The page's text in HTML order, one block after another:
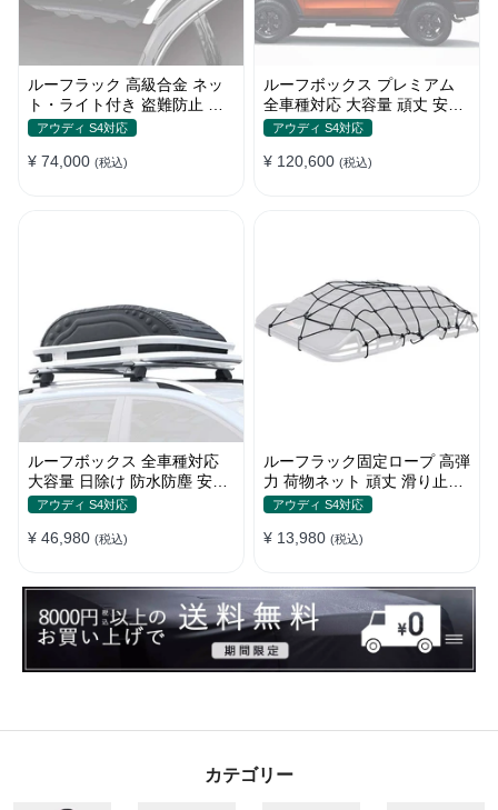
ルーフラック 高級合金 ネッ
ト・ライト付き 盗難防止 頑
丈 安定 分離式 大容量 ベース
アウディ S4対応
¥ 74,000 (税込)
ルーフボックス プレミアム
全車種対応 大容量 頑丈 安定
贅沢使い心地 おしゃれ 多色
アウディ S4対応
¥ 120,600 (税込)
ルーフボックス 全車種対応
大容量 日除け 防水防塵 安定
耐久 使い便利 折畳式 車用ラ
アウディ S4対応
¥ 46,980 (税込)
ルーフラック固定ロープ 高弾
力 荷物ネット 頑丈 滑り止め
ストラップ付き ベースキャリ
アウディ S4対応
¥ 13,980 (税込)
カテゴリー